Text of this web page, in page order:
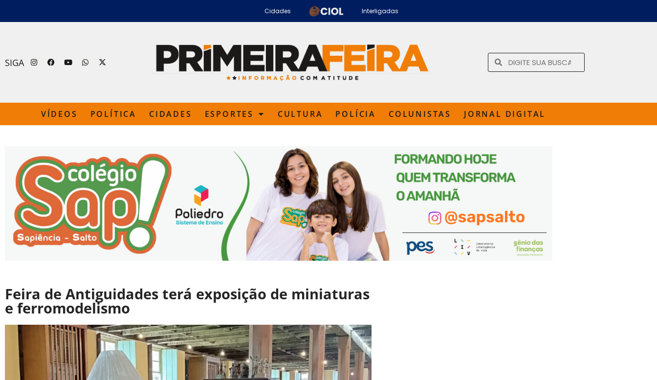
Cidades Interligadas
SIGA
VÍDEOS POLÍTICA CIDADES ESPORTES CULTURA POLÍCIA COLUNISTAS JORNAL DIGITAL
Feira de Antiguidades terá exposição de miniaturas
e ferromodelismo